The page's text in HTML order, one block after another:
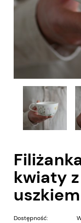
kwiaty
uszkiem
Dostępność: